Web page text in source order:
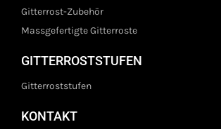
Gitterrost-Zubehör
Massgefertigte Gitterroste
GITTERROSTSTUFEN
Gitterroststufen
KONTAKT